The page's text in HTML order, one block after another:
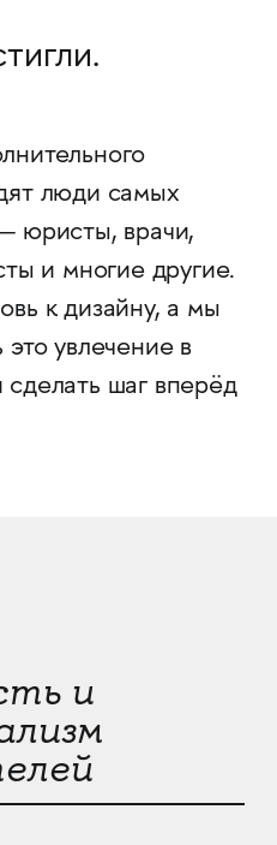
люди самых
юристы, врачи,
и многие другие.
к дизайну, а мы
увлечение в
шаг вперёд
и